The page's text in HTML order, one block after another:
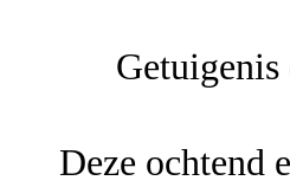
Getuigenis
Deze ochtend